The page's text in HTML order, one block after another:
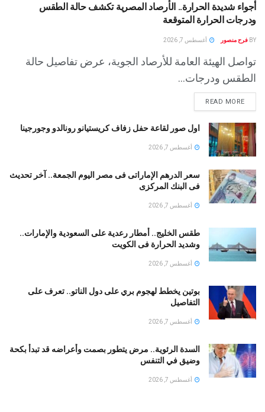
أجواء شديدة الحرارة.. الأرصاد المصرية تكشف حالة الطقس
ودرجات الحرارة المتوقعة
BY فرح منصور أغسطس 7, 2026
تواصل الهيئة العامة للأرصاد الجوية، عرض تفاصيل حالة
الطقس ودرجات...
READ MORE
اول صور لقاعة حفل زفاف كريستيانو رونالدو وجورجينا
أغسطس 7, 2026
سعر الدرهم الإماراتى فى مصر اليوم الجمعة.. آخر تحديث
فى البنك المركزى
أغسطس 7, 2026
طقس الخليج.. أمطار رعدية على السعودية والإمارات..
وشديد الحرارة فى الكويت
أغسطس 7, 2026
بوتين يخطط لهجوم بري على دول الناتو.. تعرف على
التفاصيل
أغسطس 7, 2026
السدة الرئوية.. مرض يتطور بصمت وأعراضه قد تبدأ بكحة
وضيق في التنفس
أغسطس 7, 2026